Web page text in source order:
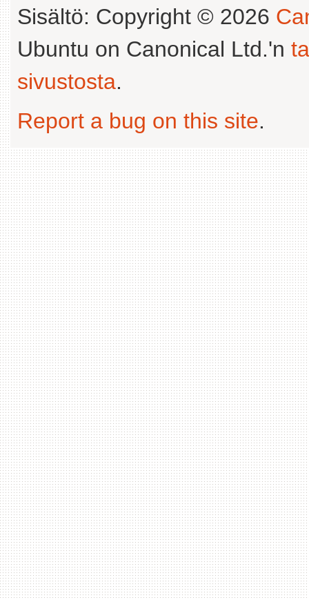
Sisältö: Copyright © 2026
Ubuntu on Canonical Ltd.'n
sivustosta.
Report a bug on this site.